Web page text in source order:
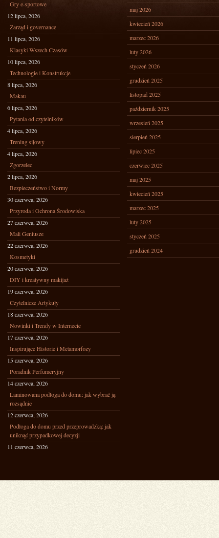
Gry e-sportowe
12 lipca, 2026
Zarząd i governance
11 lipca, 2026
Klasyki Wszech Czasów
10 lipca, 2026
Technologie i Konstrukcje
8 lipca, 2026
Makau
6 lipca, 2026
Pytania od czytelników
4 lipca, 2026
Trening siłowy
4 lipca, 2026
Zgorzelec
2 lipca, 2026
Bezpieczeństwo i Normy
30 czerwca, 2026
Przyroda i Ochrona Środowiska
27 czerwca, 2026
Mali Geniusze
22 czerwca, 2026
Kosmetyki
20 czerwca, 2026
DIY i kreatywny makijaż
19 czerwca, 2026
Czytelnicze Artykuły
18 czerwca, 2026
Nowinki i Trendy w Internecie
17 czerwca, 2026
Inspirujące Historie i Metamorfozy
15 czerwca, 2026
Poradnik Perfumeryjny
14 czerwca, 2026
Laminowana podłoga do domu: jak wybrać ją
rozsądnie
12 czerwca, 2026
Podłoga do domu przed przeprowadzką: jak
uniknąć przypadkowej decyzji
11 czerwca, 2026
maj 2026
kwiecień 2026
marzec 2026
luty 2026
styczeń 2026
grudzień 2025
listopad 2025
październik 2025
wrzesień 2025
sierpień 2025
lipiec 2025
czerwiec 2025
maj 2025
kwiecień 2025
marzec 2025
luty 2025
styczeń 2025
grudzień 2024